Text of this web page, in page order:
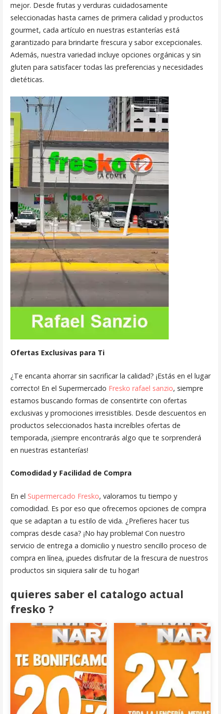
mejor. Desde frutas y verduras cuidadosamente
seleccionadas hasta carnes de primera calidad y productos
gourmet, cada artículo en nuestras estanterías está
garantizado para brindarte frescura y sabor excepcionales.
Además, nuestra variedad incluye opciones orgánicas y sin
gluten para satisfacer todas las preferencias y necesidades
dietéticas.
Ofertas Exclusivas para Ti
¿Te encanta ahorrar sin sacrificar la calidad? ¡Estás en el lugar
correcto! En el Supermercado Fresko rafael sanzio, siempre
estamos buscando formas de consentirte con ofertas
exclusivas y promociones irresistibles. Desde descuentos en
productos seleccionados hasta increíbles ofertas de
temporada, ¡siempre encontrarás algo que te sorprenderá
en nuestras estanterías!
Comodidad y Facilidad de Compra
En el Supermercado Fresko, valoramos tu tiempo y
comodidad. Es por eso que ofrecemos opciones de compra
que se adaptan a tu estilo de vida. ¿Prefieres hacer tus
compras desde casa? ¡No hay problema! Con nuestro
servicio de entrega a domicilio y nuestro sencillo proceso de
compra en línea, ¡puedes disfrutar de la frescura de nuestros
productos sin siquiera salir de tu hogar!
quieres saber el catalogo actual
fresko ?